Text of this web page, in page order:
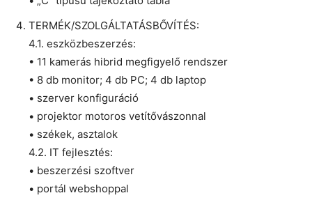
TERMÉK/SZOLGÁLTATÁSBŐVÍTÉS:
4.1. eszközbeszerzés:
• 11 kamerás hibrid megfigyelő rendszer
• 8 db monitor; 4 db PC; 4 db laptop
• szerver konfiguráció
• projektor motoros vetítővászonnal
• székek, asztalok
4.2. IT fejlesztés:
• beszerzési szoftver
• portál webshoppal